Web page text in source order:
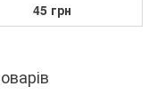
45 грн